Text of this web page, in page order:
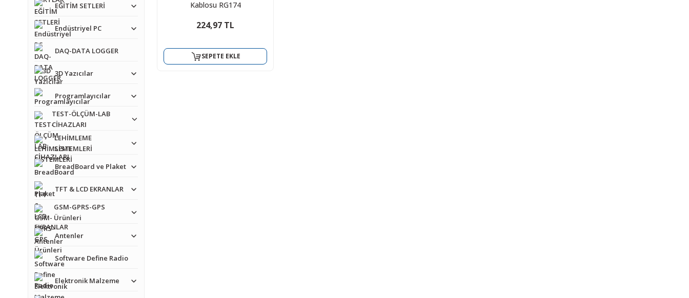
EĞİTİM SETLERİ
Endüstriyel PC
DAQ-DATA LOGGER
3D Yazıcılar
Programlayıcılar
TEST-ÖLÇÜM-LAB
CİHAZLARI
LEHİMLEME
SİSTEMLERİ
BreadBoard ve Plaket
TFT & LCD EKRANLAR
GSM-GPRS-GPS
Ürünleri
Antenler
Software Define Radio
Elektronik Malzeme
Kablosu RG174
224,97 TL
SEPETE EKLE